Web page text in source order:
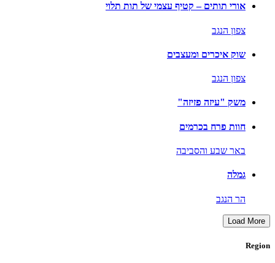
אורי תותים – קטיף עצמי של תות תלוי
צפון הנגב
שוק איכרים ומעצבים
צפון הנגב
משק "עיזה פזיזה"
חוות פרח בכרמים
באר שבע והסביבה
גמלה
הר הנגב
Load More
Region